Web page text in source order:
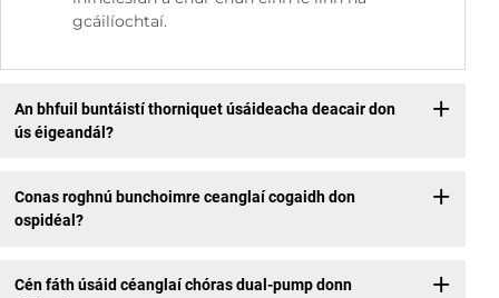
gcáilíochtaí.
An bhfuil buntáistí thorniquet úsáideacha deacair don
ús éigeandál?
Conas roghnú bunchoimre ceanglaí cogaidh don
ospidéal?
Cén fáth úsáid céanglaí chóras dual-pump donn